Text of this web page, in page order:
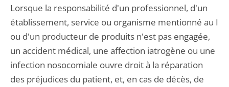
Lorsque la responsabilité d'un professionnel, d'un
établissement, service ou organisme mentionné au I
ou d'un producteur de produits n'est pas engagée,
un accident médical, une affection iatrogène ou une
infection nosocomiale ouvre droit à la réparation
des préjudices du patient, et, en cas de décès, de